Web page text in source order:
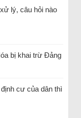
lý, câu hỏi nào
bị khai trừ Đảng
cư của dân thì